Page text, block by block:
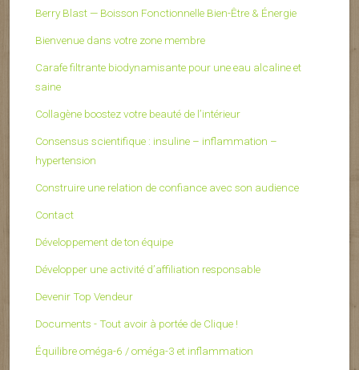
Berry Blast — Boisson Fonctionnelle Bien-Être & Énergie
Bienvenue dans votre zone membre
Carafe filtrante biodynamisante pour une eau alcaline et
saine
Collagène boostez votre beauté de l’intérieur
Consensus scientifique : insuline – inflammation –
hypertension
Construire une relation de confiance avec son audience
Contact
Développement de ton équipe
Développer une activité d’affiliation responsable
Devenir Top Vendeur
Documents - Tout avoir à portée de Clique !
Équilibre oméga-6 / oméga-3 et inflammation